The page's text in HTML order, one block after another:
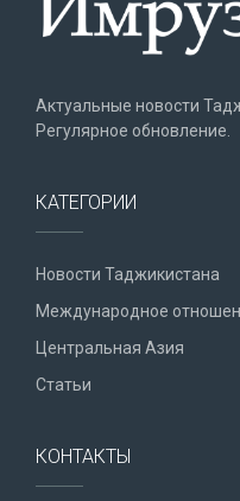
Актуальные новости
Регулярное обновление.
КАТЕГОРИИ
Новости Таджикистана
Международное
Центральная Азия
Статьи
КОНТАКТЫ